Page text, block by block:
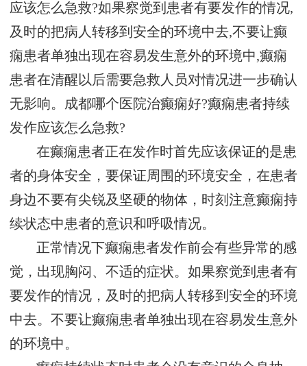
应该怎么急救?如果察觉到患者有要发作的情况,
及时的把病人转移到安全的环境中去,不要让癫
痫患者单独出现在容易发生意外的环境中,癫痫
患者在清醒以后需要急救人员对情况进一步确认
无影响。成都哪个医院治癫痫好?癫痫患者持续
发作应该怎么急救?
在癫痫患者正在发作时首先应该保证的是患
者的身体安全，要保证周围的环境安全，在患者
身边不要有尖锐及坚硬的物体，时刻注意癫痫持
续状态中患者的意识和呼吸情况。
正常情况下癫痫患者发作前会有些异常的感
觉，出现胸闷、不适的症状。如果察觉到患者有
要发作的情况，及时的把病人转移到安全的环境
中去。不要让癫痫患者单独出现在容易发生意外
的环境中。